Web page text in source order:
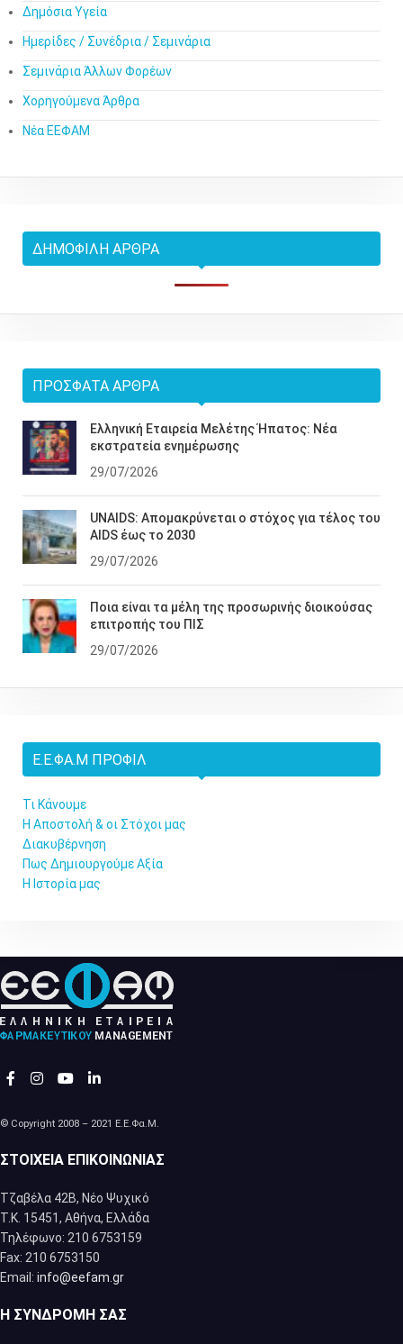
Δημόσια Υγεία
Ημερίδες / Συνέδρια / Σεμινάρια
Σεμινάρια Άλλων Φορέων
Χορηγούμενα Άρθρα
Νέα ΕΕΦΑΜ
ΔΗΜΟΦΙΛΉ ΆΡΘΡΑ
ΠΡΌΣΦΑΤΑ ΆΡΘΡΑ
Ελληνική Εταιρεία Μελέτης Ήπατος: Νέα
εκστρατεία ενημέρωσης
29/07/2026
UNAIDS: Απομακρύνεται ο στόχος για τέλος του
AIDS έως το 2030
29/07/2026
Ποια είναι τα μέλη της προσωρινής διοικούσας
επιτροπής του ΠΙΣ
29/07/2026
Ε.Ε.ΦΑ.Μ ΠΡΟΦΊΛ
Τι Κάνουμε
Η Αποστολή & οι Στόχοι μας
Διακυβέρνηση
Πως Δημιουργούμε Αξία
Η Ιστορία μας
© Copyright 2008 – 2021 Ε.Ε.Φα.Μ.
ΣΤΟΙΧΕΊΑ ΕΠΙΚΟΙΝΩΝΊΑΣ
Τζαβέλα 42Β, Νέο Ψυχικό
Τ.Κ. 15451, Αθήνα, Eλλάδα
Τηλέφωνο: 210 6753159
Fax: 210 6753150
Email: info@eefam.gr
Η ΣΥΝΔΡΟΜΉ ΣΑΣ